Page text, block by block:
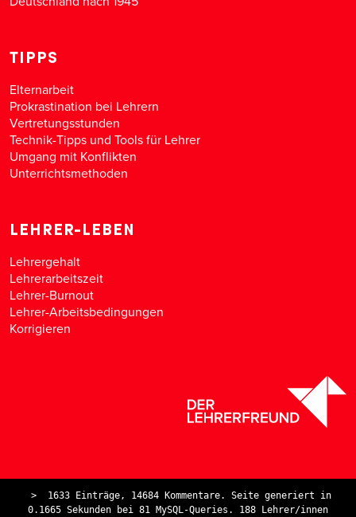
TIPPS
Elternarbeit
Prokrastination bei Lehrern
Vertretungsstunden
Technik-Tipps und Tools für Lehrer
Umgang mit Konflikten
Unterrichtsmethoden
LEHRER-LEBEN
Lehrergehalt
Lehrerarbeitszeit
Lehrer-Burnout
Lehrer-Arbeitsbedingungen
Korrigieren
>
1633 Einträge, 14684 Kommentare. Seite generiert in
0.1665 Sekunden bei 81 MySQL-Queries. 188 Lehrer/innen